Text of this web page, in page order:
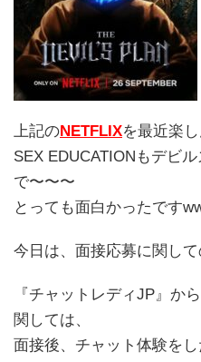
上記のNETFLIXを最近楽
SEX EDUCATIONもデビ
で〜〜〜
とっても面白かったです
今日は、面接応募に関し
『チャットレディJP』か
関しては、
面接後、チャット体験を